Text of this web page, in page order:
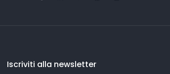
Iscriviti alla newsletter